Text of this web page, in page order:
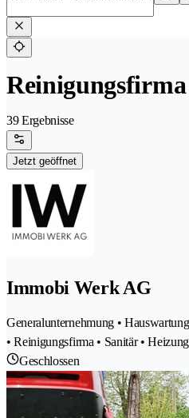
39 Ergebnisse
Jetzt geöffnet
Immobi Werk AG
Generalunternehmung •
• Reinigungsfirma • Sanitär •
Geschlossen